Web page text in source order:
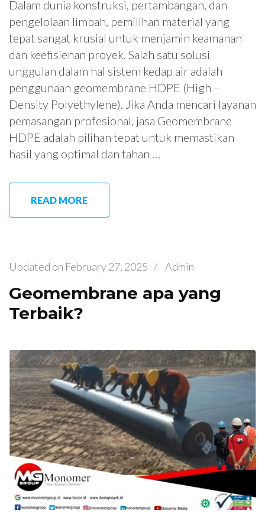
Dalam dunia konstruksi, pertambangan, dan
pengelolaan limbah, pemilihan material yang
tepat sangat krusial untuk menjamin keamanan
dan keefisienan proyek. Salah satu solusi
unggulan dalam hal sistem kedap air adalah
penggunaan geomembrane HDPE (High –
Density Polyethylene). Jika Anda mencari layanan
pemasangan profesional, jasa Geomembrane
HDPE adalah pilihan tepat untuk memastikan
hasil yang optimal dan tahan …
READ MORE
Updated on February 27, 2025 / Admin
Geomembrane apa yang
Terbaik?